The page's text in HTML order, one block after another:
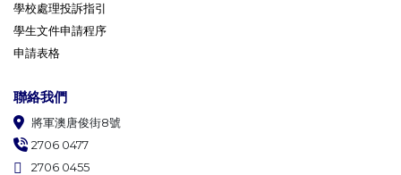
學校處理投訴指引
學生文件申請程序
申請表格
聯絡我們
將軍澳唐俊街8號
2706 0477
2706 0455